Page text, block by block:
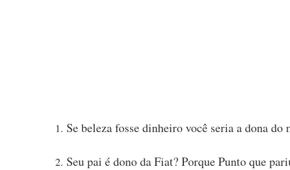
Se beleza fosse dinheiro você seria a dona do
Seu pai é dono da Fiat? Porque Punto que